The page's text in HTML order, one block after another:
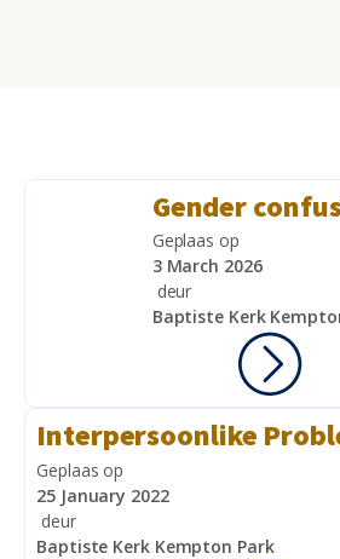
Gender
Geplaas op
3 March 2026
deur
Baptiste Kerk
Interpersoonlike
Geplaas op
25 January 2022
deur
Baptiste Kerk Kempton Park